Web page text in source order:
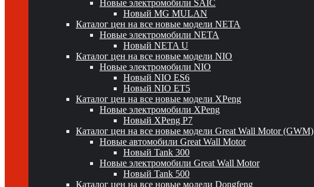
Новые электромобили SAIC
Новый MG MULAN
Каталог цен на все новые модели NETA
Новые электромобили NETA
Новый NETA U
Каталог цен на все новые модели NIO
Новые электромобили NIO
Новый NIO ES6
Новый NIO ET5
Каталог цен на все новые модели XPeng
Новые электромобили XPeng
Новый XPeng P7
Каталог цен на все новые модели Great Wall Motor (GWM)
Новые автомобили Great Wall Motor
Новый Tank 300
Новые электромобили Great Wall Motor
Новый Tank 500
Каталог цен на все новые модели Dongfeng